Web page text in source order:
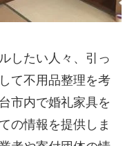
したい人々、引っ
て不用品整理を考
市内で婚礼家具を
の情報を提供しま